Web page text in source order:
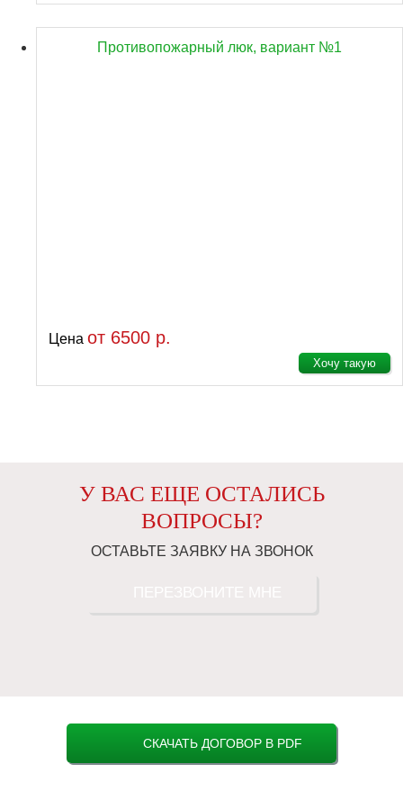
Противопожарный люк, вариант №1
Цена от 6500 р.
Хочу такую
У ВАС ЕЩЕ ОСТАЛИСЬ
ВОПРОСЫ?
ОСТАВЬТЕ ЗАЯВКУ НА ЗВОНОК
СКАЧАТЬ ДОГОВОР В PDF